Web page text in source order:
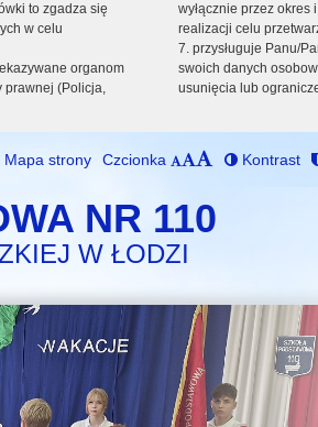
to zgadza się
w celu
organom
prawnej (Policja,
wyłącznie przez okres
realizacji celu
7. przysługuje Panu/
swoich danych
usunięcia lub
Mapa strony Czcionka Kontrast
NR 110
W ŁODZI